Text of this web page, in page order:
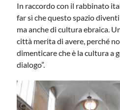
In raccordo con il rabbinato
far sì che questo spazio
ma anche di cultura ebraica.
città merita di avere, perché
dimenticare che è la cultura a
dialogo”.